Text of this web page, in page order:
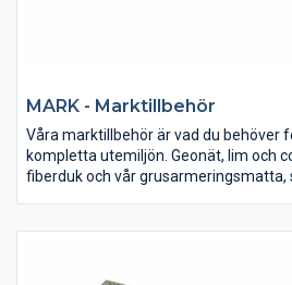
MARK - Marktillbehör
Våra marktillbehör är vad du behöver
kompletta utemiljön. Geonät, lim och
fiberduk och vår grusarmeringsmatta,